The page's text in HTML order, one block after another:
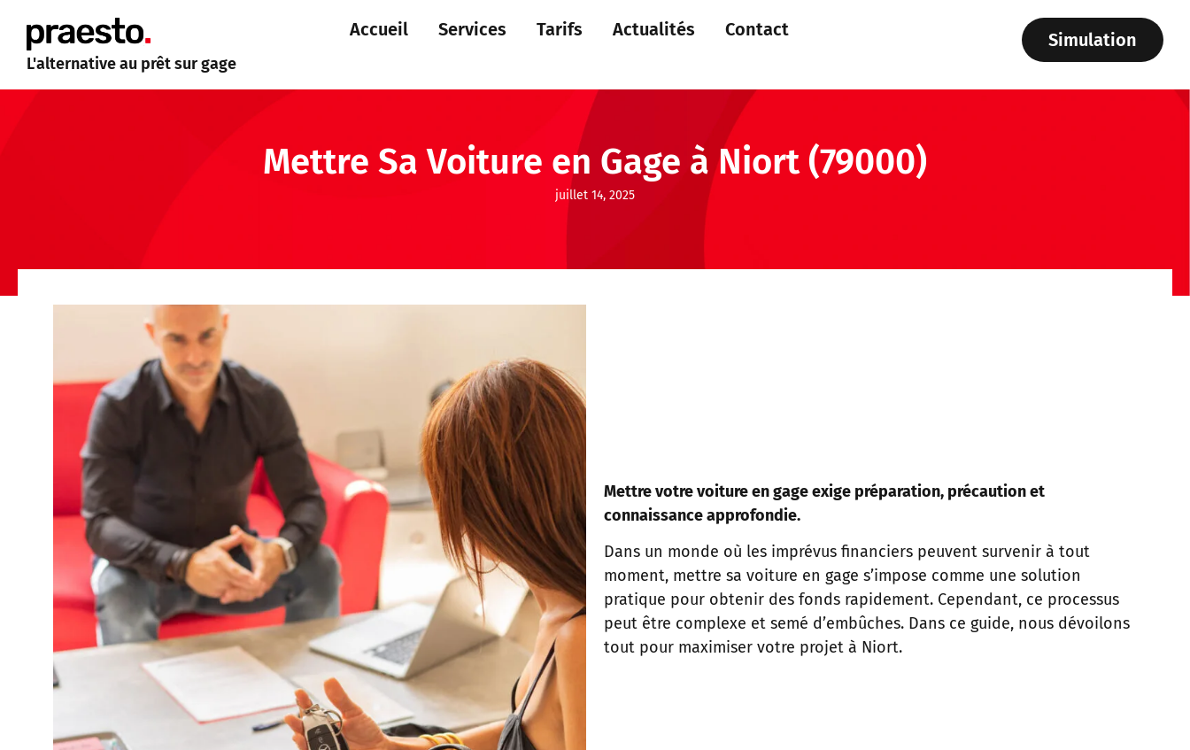
L'alternative au prêt sur gage
Accueil Services Tarifs Actualités Contact Simulation
Mettre Sa Voiture en Gage à Niort (79000)
juillet 14, 2025
Mettre votre voiture en gage exige préparation, précaution et
connaissance approfondie.
Dans un monde où les imprévus financiers peuvent survenir à tout
moment, mettre sa voiture en gage s’impose comme une solution
pratique pour obtenir des fonds rapidement. Cependant, ce processus
peut être complexe et semé d’embûches. Dans ce guide, nous dévoilons
tout pour maximiser votre projet à Niort.